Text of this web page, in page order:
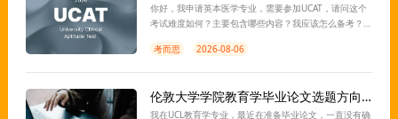
你好，我申请英本医学专业，需要参加UCAT，请问这个
考试难度如何？主要包含哪些内容？我应该怎么备考？
考而思
2026-08-06
伦敦大学学院教育学毕业论文选题方向有推荐吗？
我在UCL教育学专业，最近在准备毕业论文，一直没有确